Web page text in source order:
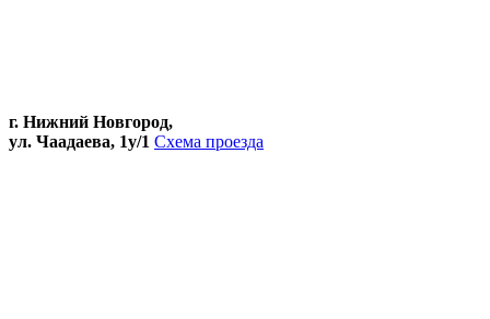
г. Нижний Новгород,
ул. Чаадаева, 1у/1 Схема проезда